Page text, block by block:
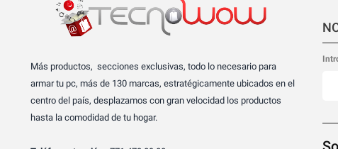
Más productos, secciones exclusivas, todo lo necesario para
armar tu pc, más de 130 marcas, estratégicamente ubicados en el
centro del país, desplazamos con gran velocidad los productos
hasta la comodidad de tu hogar.